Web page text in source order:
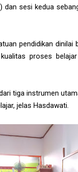
sesi kedua
pendidikan
proses
tiga instrumen
jelas Hasdawati.